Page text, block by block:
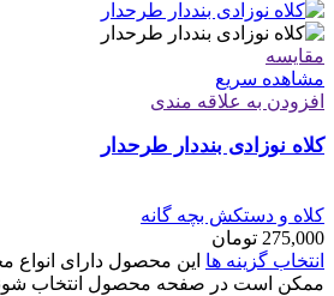
مقایسه
مشاهده سریع
افزودن به علاقه مندی
کلاه نوزادی بنددار طرحدار
کلاه و دستکش بچه گانه
275,000 تومان
انتخاب گزینه ها این محصول دارای انواع
ممکن است در صفحه محصول انتخاب